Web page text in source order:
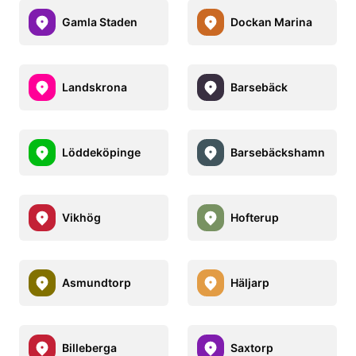
Gamla Staden Dockan Marina
Landskrona Barsebäck
Löddeköpinge Barsebäckshamn
Vikhög Hofterup
Asmundtorp Häljarp
Billeberga Saxtorp